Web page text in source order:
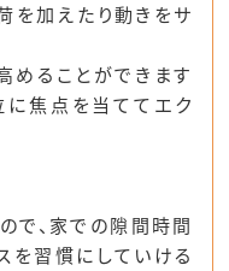
を加えたり動きをサ
ることができます
焦点を当ててエク
で、家での隙間時間
を習慣にしていける